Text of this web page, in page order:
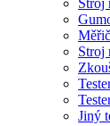
Stroj
Jiný